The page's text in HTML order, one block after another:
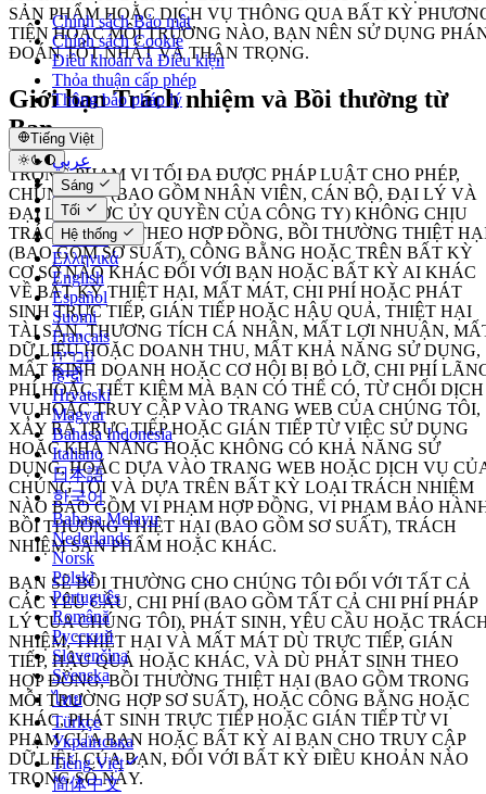
Chính sách Bảo mật
Chính sách Cookie
Điều khoản và Điều kiện
Thỏa thuận cấp phép
Thông báo pháp lý
Tiếng Việt
عربي
Català
Čeština
Dansk
Deutsch
Ελληνικά
English
Español
Suomi
Français
עברית
हिन्दी
Hrvatski
Magyar
Bahasa Indonesia
Italiano
日本語
한국어
Bahasa Melayu
Nederlands
Norsk
Polski
Português
Română
Русский
Slovenčina
Svenska
ไทย
Türkçe
Українська
Tiếng Việt
简体中文
Sáng
Tối
Hệ thống
SẢN PHẨM HOẶC DỊCH VỤ THÔNG QUA BẤT KỲ
TIỆN HOẶC MÔI TRƯỜNG NÀO, BẠN NÊN SỬ DỤNG
ĐOÁN TỐT NHẤT VÀ THẬN TRỌNG.
Giới hạn Trách nhiệm và Bồi thường từ
Bạn
TRONG PHẠM VI TỐI ĐA ĐƯỢC PHÁP LUẬT CHO PHÉP,
CHÚNG TÔI (BAO GỒM NHÂN VIÊN, CÁN BỘ, ĐẠI LÝ VÀ
ĐẠI LÝ ĐƯỢC ỦY QUYỀN CỦA CÔNG TY) KHÔNG CHỊU
TRÁCH NHIỆM THEO HỢP ĐỒNG, BỒI THƯỜNG THIỆT
(BAO GỒM SƠ SUẤT), CÔNG BẰNG HOẶC TRÊN BẤT KỲ
CƠ SỞ NÀO KHÁC ĐỐI VỚI BẠN HOẶC BẤT KỲ AI KHÁC
VỀ BẤT KỲ THIỆT HẠI, MẤT MÁT, CHI PHÍ HOẶC PHÁT
SINH TRỰC TIẾP, GIÁN TIẾP HOẶC HẬU QUẢ, THIỆT HẠI
TÀI SẢN, THƯƠNG TÍCH CÁ NHÂN, MẤT LỢI NHUẬN,
DỮ LIỆU HOẶC DOANH THU, MẤT KHẢ NĂNG SỬ DỤNG,
MẤT KINH DOANH HOẶC CƠ HỘI BỊ BỎ LỠ, CHI PHÍ
PHÍ HOẶC TIẾT KIỆM MÀ BẠN CÓ THỂ CÓ, TỪ CHỐI DỊCH
VỤ HOẶC TRUY CẬP VÀO TRANG WEB CỦA CHÚNG TÔI,
XẢY RA TRỰC TIẾP HOẶC GIÁN TIẾP TỪ VIỆC SỬ DỤNG
HOẶC KHẢ NĂNG HOẶC KHÔNG CÓ KHẢ NĂNG SỬ
DỤNG, HOẶC DỰA VÀO TRANG WEB HOẶC DỊCH VỤ
CHÚNG TÔI VÀ DỰA TRÊN BẤT KỲ LOẠI TRÁCH NHIỆM
NÀO BAO GỒM VI PHẠM HỢP ĐỒNG, VI PHẠM BẢO
BỒI THƯỜNG THIỆT HẠI (BAO GỒM SƠ SUẤT), TRÁCH
NHIỆM SẢN PHẨM HOẶC KHÁC.
BẠN SẼ BỒI THƯỜNG CHO CHÚNG TÔI ĐỐI VỚI TẤT CẢ
CÁC YÊU CẦU, CHI PHÍ (BAO GỒM TẤT CẢ CHI PHÍ PHÁP
LÝ CỦA CHÚNG TÔI), PHÁT SINH, YÊU CẦU HOẶC
NHIỆM, THIỆT HẠI VÀ MẤT MÁT DÙ TRỰC TIẾP, GIÁN
TIẾP, HẬU QUẢ HOẶC KHÁC, VÀ DÙ PHÁT SINH THEO
HỢP ĐỒNG, BỒI THƯỜNG THIỆT HẠI (BAO GỒM TRONG
MỖI TRƯỜNG HỢP SƠ SUẤT), HOẶC CÔNG BẰNG HOẶC
KHÁC, PHÁT SINH TRỰC TIẾP HOẶC GIÁN TIẾP TỪ VI
PHẠM CỦA BẠN HOẶC BẤT KỲ AI BẠN CHO TRUY CẬP
DỮ LIỆU CỦA BẠN, ĐỐI VỚI BẤT KỲ ĐIỀU KHOẢN NÀO
TRONG SỐ NÀY.